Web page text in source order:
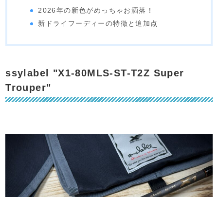
2026年の新色がめっちゃお洒落！
新ドライフーディーの特徴と追加点
ssylabel "X1-80MLS-ST-T2Z Super
Trouper"